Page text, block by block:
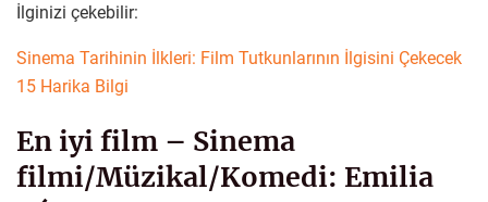
İlginizi çekebilir:
Sinema Tarihinin İlkleri: Film Tutkunlarının İlgisini Çekecek
15 Harika Bilgi
En iyi film – Sinema
filmi/Müzikal/Komedi: Emilia